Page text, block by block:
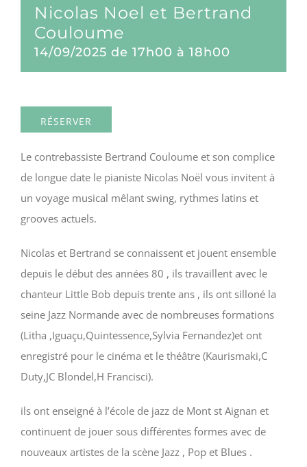
Nicolas Noel et Bertrand
Couloume
14/09/2025 de 17h00 à 18h00
RÉSERVER
Le contrebassiste Bertrand Couloume et son complice
de longue date le pianiste Nicolas Noël vous invitent à
un voyage musical mêlant swing, rythmes latins et
grooves actuels.
Nicolas et Bertrand se connaissent et jouent ensemble
depuis le début des années 80 , ils travaillent avec le
chanteur Little Bob depuis trente ans , ils ont silloné la
seine Jazz Normande avec de nombreuses formations
(Litha ,Iguaçu,Quintessence,Sylvia Fernandez)et ont
enregistré pour le cinéma et le théâtre (Kaurismaki,C
Duty,JC Blondel,H Francisci).
ils ont enseigné à l’école de jazz de Mont st Aignan et
continuent de jouer sous différentes formes avec de
nouveaux artistes de la scène Jazz , Pop et Blues .